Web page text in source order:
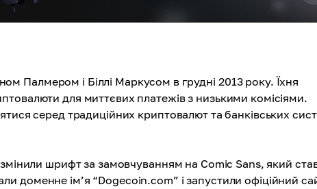
Палмером і Біллі Маркусом в грудні 2013 року. Їхня
для миттєвих платежів з низькими комісіями.
серед традиційних криптовалют та банківських
шрифт за замовчуванням на Comic Sans, який
доменне ім’я “Dogecoin.com” і запустили офіційний